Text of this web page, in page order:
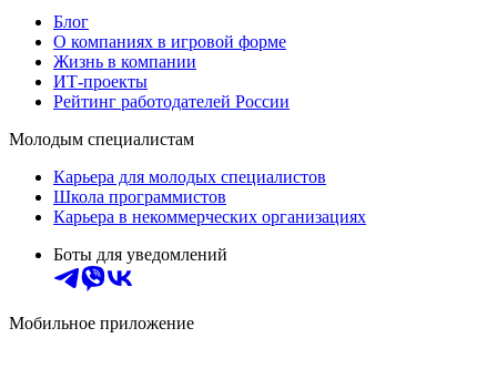
Блог
О компаниях в игровой форме
Жизнь в компании
ИТ-проекты
Рейтинг работодателей России
Молодым специалистам
Карьера для молодых специалистов
Школа программистов
Карьера в некоммерческих организациях
Боты для уведомлений
Мобильное приложение